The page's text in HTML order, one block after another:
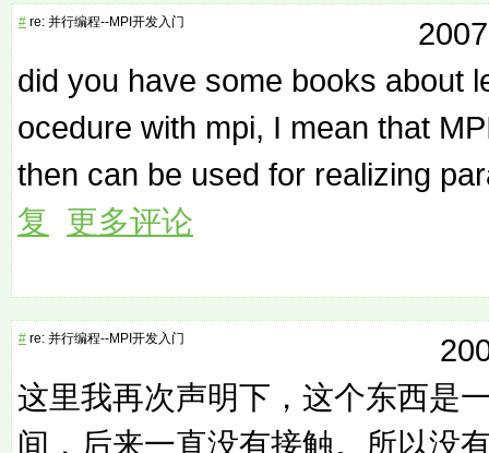
# re: 并行编程--MPI开发入门
did you have some books about
ocedure with mpi, I mean that
then can be used for realizing
复
更多评论
# re: 并行编程--MPI开发入门
这里我再次声明下，这个东西是
间，后来一直没有接触。所以没